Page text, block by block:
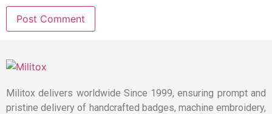
Militox delivers worldwide Since 1999, ensuring prompt and
pristine delivery of handcrafted badges, machine embroidery,